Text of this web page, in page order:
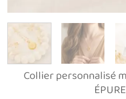
Collier personnalisé
ÉPURE